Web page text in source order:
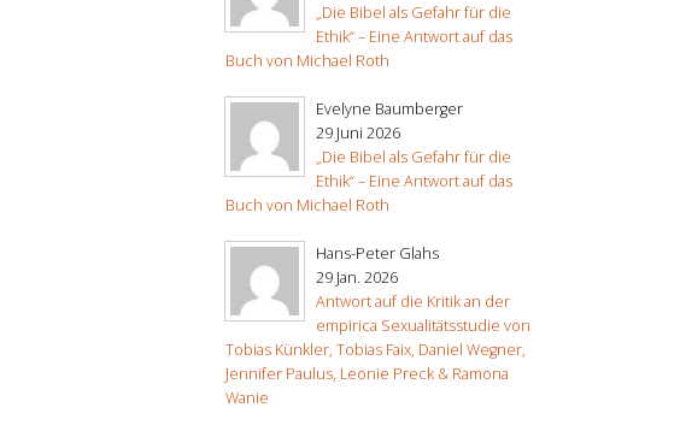
„Die Bibel als Gefahr für die
Ethik“ – Eine Antwort auf das
Buch von Michael Roth
Evelyne Baumberger
29 Juni 2026
„Die Bibel als Gefahr für die
Ethik“ – Eine Antwort auf das
Buch von Michael Roth
Hans-Peter Glahs
29 Jan. 2026
Antwort auf die Kritik an der
empirica Sexualitätsstudie von
Tobias Künkler, Tobias Faix, Daniel Wegner,
Jennifer Paulus, Leonie Preck & Ramona
Wanie